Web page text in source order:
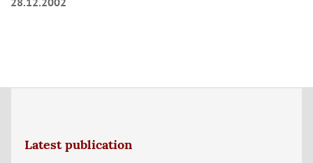
Latest publication